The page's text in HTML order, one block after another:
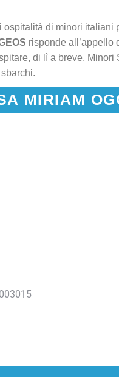
ospitalità di minori italiani
risponde all’appello
di lì a breve, Minori
MIRIAM